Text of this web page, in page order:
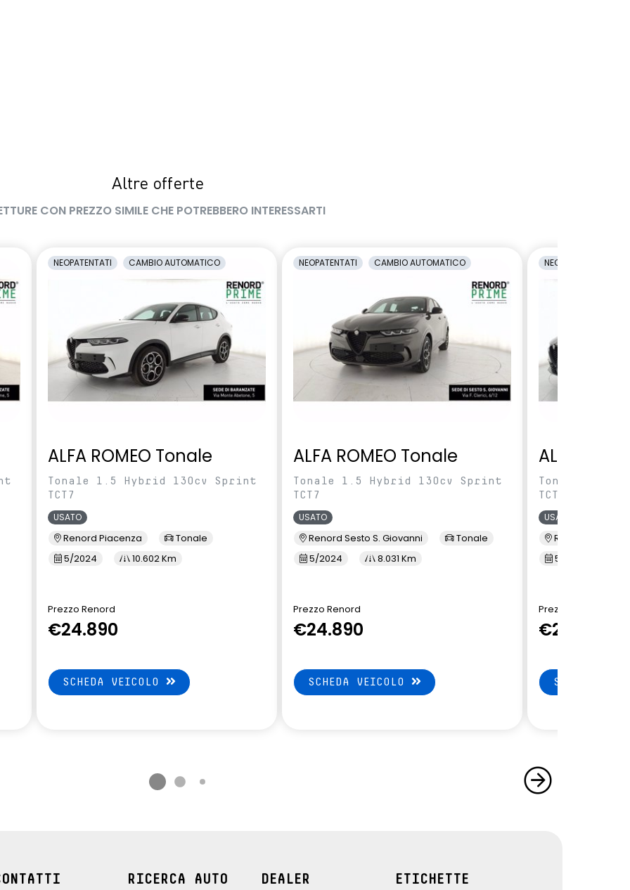
intelligent speed assist
assistenza al superamento dei
limiti di velocità
manuale privacy glass
elettrici
retrovisori esterni in tinta tetto
sistema di controllo della
pressione pneumatici indiretto
navigazione, Arkamys Auditorium
in TEP
Altre offerte
CON PREZZO SIMILE CHE POTREBBERO INTERESSARTI
NEOPATENTATI CAMBIO AUTOMATICO
ALFA ROMEO Tonale
Tonale 1.5 Hybrid 130cv Sprint
TCT7
USATO
Renord Piacenza
Tonale
5/2024
10.602 Km
Prezzo Renord
€24.890
SCHEDA VEICOLO
NEOPATENTATI CAMBIO AUTOMATICO
ALFA ROMEO Tonale
Tonale 1.5 Hybrid 130cv Sprint
TCT7
USATO
Renord Sesto S. Giovanni
Tonale
5/2024
8.031 Km
Prezzo Renord
€24.890
SCHEDA VEICOLO
NEOPATENTATI
ALFA
Tonale 1.5
TCT7
USATO
Renord
5/2024
Prezzo Renord
€24.890
SCHEDA
RICERCA AUTO
DEALER
ETICHETTE